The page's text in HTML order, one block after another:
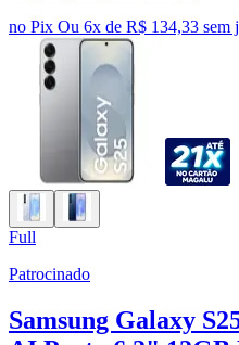
no Pix Ou 6x de R$ 134,33 sem
Full
Patrocinado
Samsung Galaxy